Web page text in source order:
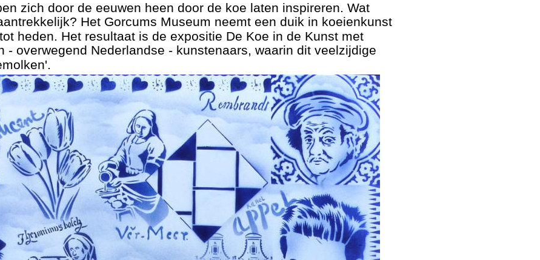
zich door de eeuwen heen door de koe laten inspireren. Wat
Het Gorcums Museum neemt een duik in koeienkunst
heden. Het resultaat is de expositie De Koe in de Kunst met
- overwegend Nederlandse - kunstenaars, waarin dit veelzijdige